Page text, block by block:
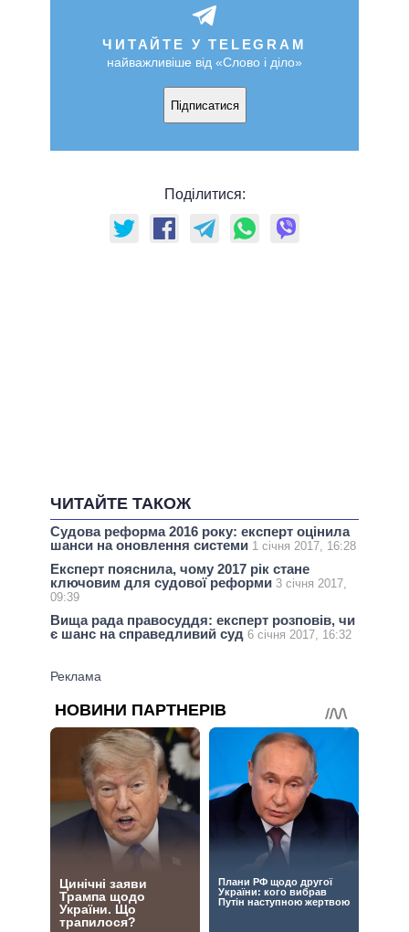
ЧИТАЙТЕ У TELEGRAM
найважливіше від «Слово і діло»
Підписатися
Поділитися:
ЧИТАЙТЕ ТАКОЖ
Судова реформа 2016 року: експерт оцінила
шанси на оновлення системи 1 січня 2017, 16:28
Експерт пояснила, чому 2017 рік стане
ключовим для судової реформи 3 січня 2017,
09:39
Вища рада правосуддя: експерт розповів, чи
є шанс на справедливий суд 6 січня 2017, 16:32